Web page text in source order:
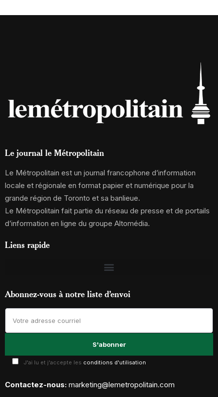
Le journal le Métropolitain
Le Métropolitain est un journal francophone d’information
locale et régionale en format papier et numérique pour la
grande région de Toronto et sa banlieue.
Le Métropolitain fait partie du réseau de presse et de portails
d’information en ligne du groupe Altomédia.
Liens rapide
Abonnez-vous à notre liste d’envoi
J'ai lu et j'accepte les conditions d'utilisation
Contactez-nous: marketing@lemetropolitain.com